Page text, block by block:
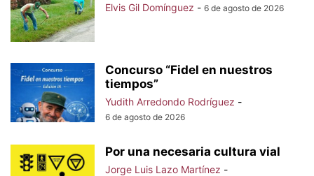
Elvis Gil Domínguez - 6 de agosto de 2026
Concurso “Fidel en nuestros
tiempos”
Yudith Arredondo Rodríguez -
6 de agosto de 2026
Por una necesaria cultura vial
Jorge Luis Lazo Martínez -